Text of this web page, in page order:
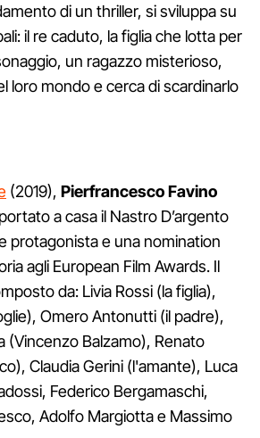
di un thriller, si sviluppa su
il re caduto, la figlia che lotta per
un ragazzo misterioso,
loro mondo e cerca di scardinarlo
(2019), Pierfrancesco Favino
a casa il Nastro D’argento
protagonista e una nomination
agli European Film Awards. Il
da: Livia Rossi (la figlia),
Omero Antonutti (il padre),
(Vincenzo Balzamo), Renato
Claudia Gerini (l'amante), Luca
Federico Bergamaschi,
Adolfo Margiotta e Massimo